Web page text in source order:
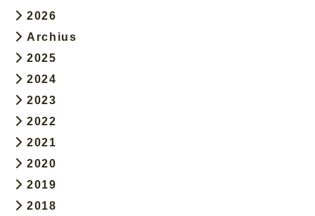
2026
Archius
2025
2024
2023
2022
2021
2020
2019
2018